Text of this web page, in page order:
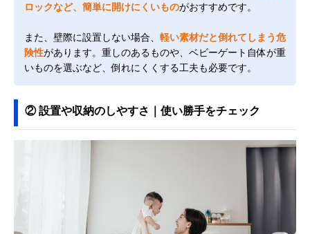
ロックなど、簡単に開けにくいものがおすすめです。
また、壁際に設置しない場合、 軽い素材だと倒れてしまう危
険性があります。重しのあるものや、ベビーゲート自体が重
いものを選ぶなど、倒れにくくする工夫も必要です。
② 設置や収納のしやすさ｜使い勝手をチェック